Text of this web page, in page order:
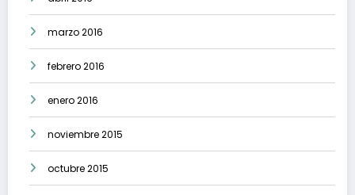
marzo 2016
febrero 2016
enero 2016
noviembre 2015
octubre 2015